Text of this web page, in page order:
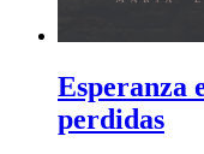
Esperanza
perdidas